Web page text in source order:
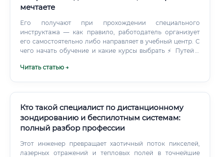
мечтаете
Его получают при прохождении специального
инструктажа — как правило, работодатель организует
его самостоятельно либо направляет в учебный центр. С
чего начать обучение и какие курсы выбрать ⚡ Путей в
жизненных ситуаций. Путь 1 — Высшее образование:
производств».
Читать статью →
Кто такой специалист по дистанционному
зондированию и беспилотным системам:
полный разбор профессии
Этот инженер превращает хаотичный поток пикселей,
лазерных отражений и тепловых полей в точнейшие